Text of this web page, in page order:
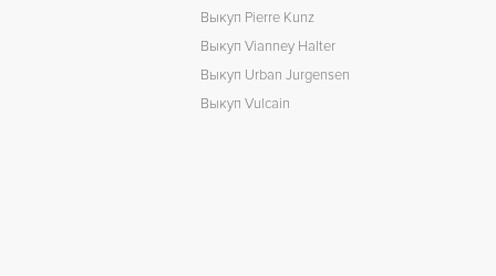
Выкуп Pierre Kunz
Выкуп Vianney Halter
Выкуп Urban Jurgensen
Выкуп Vulcain